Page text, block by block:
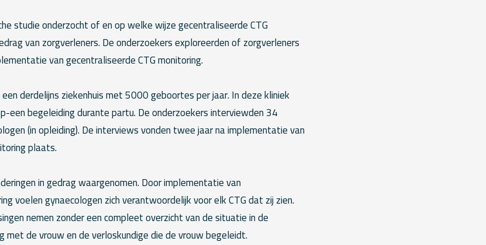
studie onderzocht of en op welke wijze gecentraliseerde CTG
van zorgverleners. De onderzoekers exploreerden of zorgverleners
van gecentraliseerde CTG monitoring.
derdelijns ziekenhuis met 5000 geboortes per jaar. In deze kliniek
een begeleiding durante partu. De onderzoekers interviewden 34
(in opleiding). De interviews vonden twee jaar na implementatie van
plaats.
in gedrag waargenomen. Door implementatie van
voelen gynaecologen zich verantwoordelijk voor elk CTG dat zij zien.
nemen zonder een compleet overzicht van de situatie in de
met de vrouw en de verloskundige die de vrouw begeleidt.